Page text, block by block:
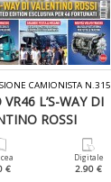
CAMIONISTA N.315
VR46 L’S-WAY DI
ROSSI
€
Digitale
2.90 €